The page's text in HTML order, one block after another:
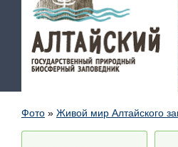
Фото » Живой мир Алтайского